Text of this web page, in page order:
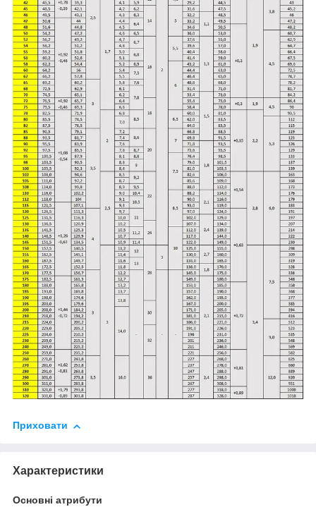
Приховати
Характеристики
Основні атрибути